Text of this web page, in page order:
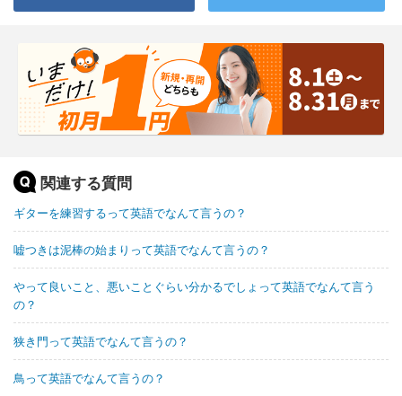
関連する質問
ギターを練習するって英語でなんて言うの？
嘘つきは泥棒の始まりって英語でなんて言うの？
やって良いこと、悪いことぐらい分かるでしょって英語でなんて言う
の？
狭き門って英語でなんて言うの？
鳥って英語でなんて言うの？